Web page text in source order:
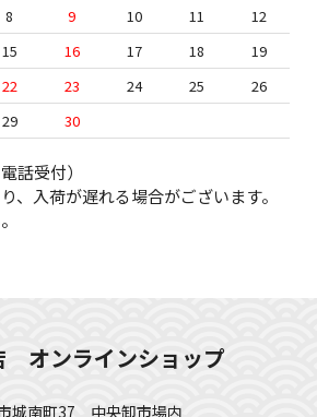
8 9 10 11
12
15 16 17 18
19
22 23 24 25
26
29 30
話受付）
、入荷が遅れる場合がございます。
オンラインショップ
城南町37 中央卸市場内